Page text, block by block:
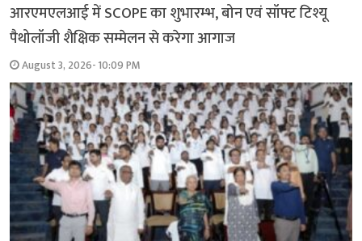
आरएमएलआई में SCOPE का शुभारम्भ, बोन एवं सॉफ्ट टिश्यू
पैथोलॉजी शैक्षिक सम्मेलन से करेगा आगाज
August 3, 2026- 10:09 PM